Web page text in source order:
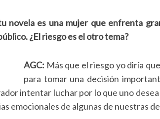
novela es una mujer que enfrenta
¿El riesgo es el otro tema?
AGC: Más que el riesgo yo diría
para tomar una decisión
intentar luchar por lo que uno
emocionales de algunas de nuestras